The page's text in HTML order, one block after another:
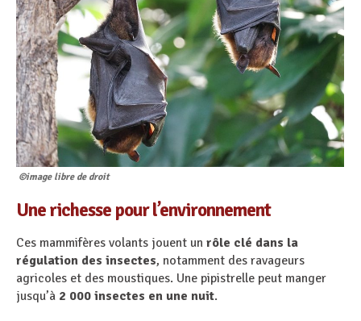
©image libre de droit
Une richesse pour l’environnement
Ces mammifères volants jouent un rôle clé dans la
régulation des insectes, notamment des ravageurs
agricoles et des moustiques. Une pipistrelle peut manger
jusqu’à 2 000 insectes en une nuit.